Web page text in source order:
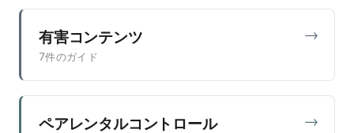
有害コンテンツ
7件のガイド
→
ペアレンタルコントロール →